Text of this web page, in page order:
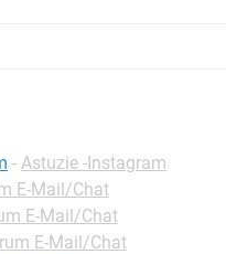
- Astuzie -Instagram
E-Mail/Chat
E-Mail/Chat
E-Mail/Chat